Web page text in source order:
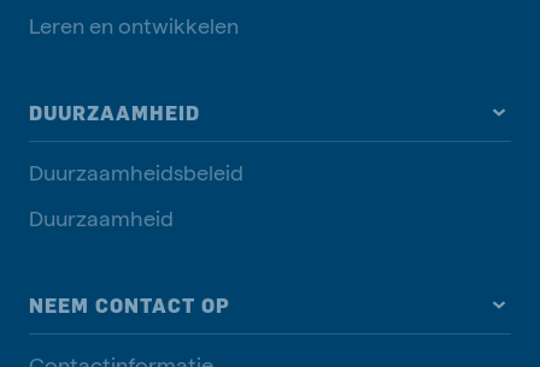
Leren en ontwikkelen
DUURZAAMHEID
Duurzaamheidsbeleid
Duurzaamheid
NEEM CONTACT OP